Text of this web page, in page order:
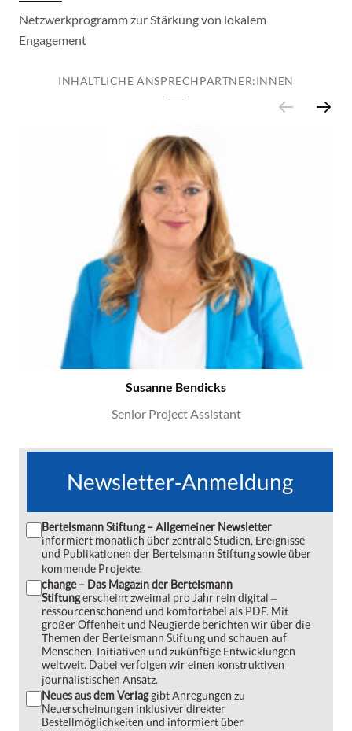
Netzwerkprogramm zur Stärkung von lokalem
Engagement
INHALTLICHE ANSPRECHPARTNER:INNEN
Susanne Bendicks
Senior Project Assistant
Newsletter-Anmeldung
Bertelsmann Stiftung – Allgemeiner Newsletter
informiert monatlich über zentrale Studien, Ereignisse
und Publikationen der Bertelsmann Stiftung sowie über
kommende Projekte.
change – Das Magazin der Bertelsmann
Stiftungerscheint zweimal pro Jahr rein digital ‒
ressourcenschonend und komfortabel als PDF. Mit
großer Offenheit und Neugierde berichten wir über die
Themen der Bertelsmann Stiftung und schauen auf
Menschen, Initiativen und zukünftige Entwicklungen
weltweit. Dabei verfolgen wir einen konstruktiven
journalistischen Ansatz.
Neues aus dem Verlaggibt Anregungen zu
Neuerscheinungen inklusiver direkter
Bestellmöglichkeiten und informiert über